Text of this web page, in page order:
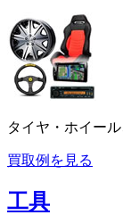
タイヤ・ホイー
買取例を見る
工具